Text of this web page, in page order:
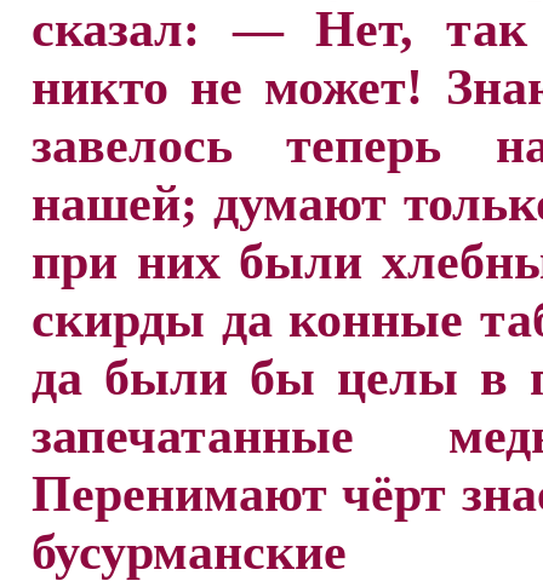
сказал: — Нет, так
никто не может!
завелось теперь
нашей; думают
при них были
скирды да конные
да были бы целы в
запечатанные
Перенимают чёрт
бусурманские